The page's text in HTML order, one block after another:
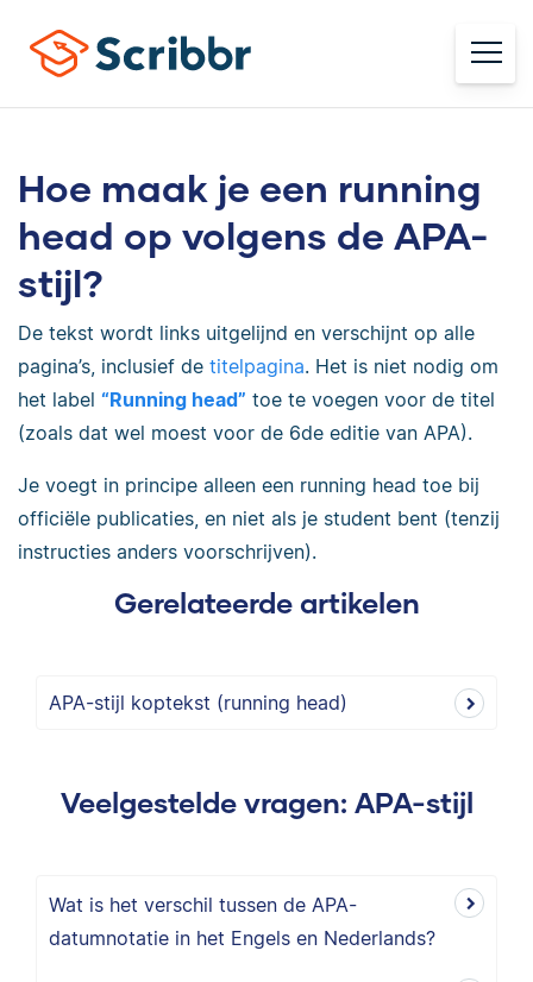
Hoe maak je een running
head op volgens de APA-
stijl?
De tekst wordt links uitgelijnd en verschijnt op alle
pagina’s, inclusief de titelpagina. Het is niet nodig om
het label “Running head” toe te voegen voor de titel
(zoals dat wel moest voor de 6de editie van APA).
Je voegt in principe alleen een running head toe bij
officiële publicaties, en niet als je student bent (tenzij
instructies anders voorschrijven).
Gerelateerde artikelen
APA-stijl koptekst (running head)
Veelgestelde vragen: APA-stijl
Wat is het verschil tussen de APA-
datumnotatie in het Engels en Nederlands?